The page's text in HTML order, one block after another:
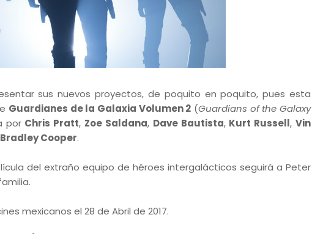
sus nuevos proyectos, de poquito en poquito, pues esta
Guardianes de la Galaxia Volumen 2 (Guardians of the Galaxy
por Chris Pratt, Zoe Saldana, Dave Bautista, Kurt Russell,Vin
Bradley Cooper.
del extraño equipo de héroes intergalácticos seguirá a Peter
mexicanos el 28 de Abril de 2017.